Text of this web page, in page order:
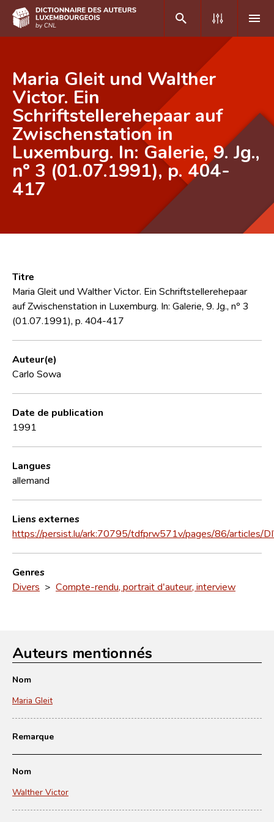
DE FR
Accueil
Auteur(e)s A-Z
Recherche avancée
Foire aux questions
Équipe scientifique
Maria Gleit und Walther
Victor. Ein
Schriftstellerehepaar auf
Zwischenstation in
Luxemburg. In: Galerie, 9. Jg.,
nº 3 (01.07.1991), p. 404-
417
Titre
Maria Gleit und Walther Victor. Ein Schriftstellerehepaar
auf Zwischenstation in Luxemburg. In: Galerie, 9. Jg., nº 3
(01.07.1991), p. 404-417
Auteur(e)
Carlo Sowa
Date de publication
1991
Langues
allemand
Liens externes
https://persist.lu/ark:70795/tdfprw571v/pages/86/articles/
Genres
Divers > Compte-rendu, portrait d'auteur, interview
Auteurs mentionnés
Nom
Maria Gleit
Remarque
Nom
Walther Victor